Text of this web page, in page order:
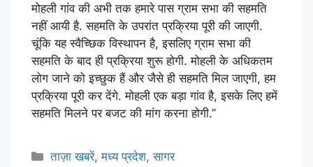
मोहली गांव की अभी तक हमारे पास ग्राम सभा की सहमति
नहीं आयी है. सहमति के उपरांत प्रक्रिया पूरी की जाएगी.
चूंकि यह स्वैच्छिक विस्थापन है, इसलिए ग्राम सभा की
सहमति के बाद ही प्रक्रिया शुरू होगी. मोहली के अधिकतम
लोग जाने को इच्छुक हैं और जैसे ही सहमति मिल जाएगी, हम
प्रक्रिया पूरी कर देंगे. मोहली एक बड़ा गांव है, इसके लिए हमें
सहमति मिलने पर बजट की मांग करना होगी.”
ताज़ा खबरें,मध्य प्रदेश,सागर